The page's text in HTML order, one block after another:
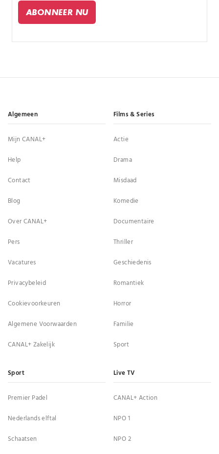
en wat betekent dat voor de stad? De tijd tikt en
de opties nemen af. Harry bedenkt een wanhopig
ABONNEER NU
Algemeen
Mijn CANAL+
Help
Contact
Blog
Over CANAL+
Pers
Vacatures
Privacybeleid
Cookievoorkeuren
Algemene Voorwaarden
CANAL+ Zakelijk
Films & Series
Actie
Drama
Misdaad
Komedie
Documentaire
Thriller
Geschiedenis
Romantiek
Horror
Familie
Sport
Sport
Premier Padel
Nederlands elftal
Schaatsen
Live TV
CANAL+ Action
NPO 1
NPO 2